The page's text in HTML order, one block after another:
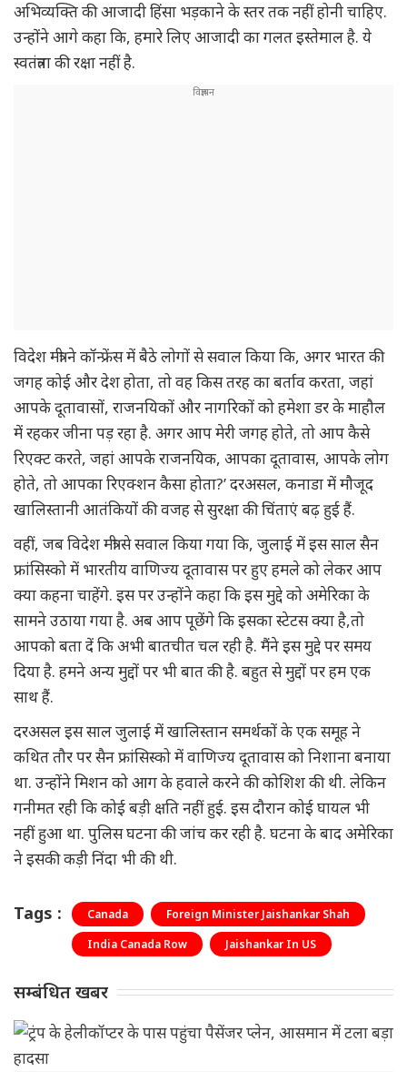
अभिव्यक्ति की आजादी हिंसा भड़काने के स्तर तक नहीं होनी चाहिए.
उन्होंने आगे कहा कि, हमारे लिए आजादी का गलत इस्तेमाल है. ये
स्वतंत्रता की रक्षा नहीं है.
विदेश मंत्री ने कॉन्फ्रेंस में बैठे लोगों से सवाल किया कि, अगर भारत की
जगह कोई और देश होता, तो वह किस तरह का बर्ताव करता, जहां
आपके दूतावासों, राजनयिकों और नागरिकों को हमेशा डर के माहौल
में रहकर जीना पड़ रहा है. अगर आप मेरी जगह होते, तो आप कैसे
रिएक्ट करते, जहां आपके राजनयिक, आपका दूतावास, आपके लोग
होते, तो आपका रिएक्शन कैसा होता?’ दरअसल, कनाडा में मौजूद
खालिस्तानी आतंकियों की वजह से सुरक्षा की चिंताएं बढ़ हुई हैं.
वहीं, जब विदेश मंत्री से सवाल किया गया कि, जुलाई में इस साल सैन
फ्रांसिस्को में भारतीय वाणिज्य दूतावास पर हुए हमले को लेकर आप
क्या कहना चाहेंगे. इस पर उन्होंने कहा कि इस मुद्दे को अमेरिका के
सामने उठाया गया है. अब आप पूछेंगे कि इसका स्टेटस क्या है,तो
आपको बता दें कि अभी बातचीत चल रही है. मैंने इस मुद्दे पर समय
दिया है. हमने अन्य मुद्दों पर भी बात की है. बहुत से मुद्दों पर हम एक
साथ हैं.
दरअसल इस साल जुलाई में खालिस्तान समर्थकों के एक समूह ने
कथित तौर पर सैन फ्रांसिस्को में वाणिज्य दूतावास को निशाना बनाया
था. उन्होंने मिशन को आग के हवाले करने की कोशिश की थी. लेकिन
गनीमत रही कि कोई बड़ी क्षति नहीं हुई. इस दौरान कोई घायल भी
नहीं हुआ था. पुलिस घटना की जांच कर रही है. घटना के बाद अमेरिका
ने इसकी कड़ी निंदा भी की थी.
Tags : Canada
Foreign Minister Jaishankar Shah
India Canada Row
Jaishankar In US
सम्बंधित खबर